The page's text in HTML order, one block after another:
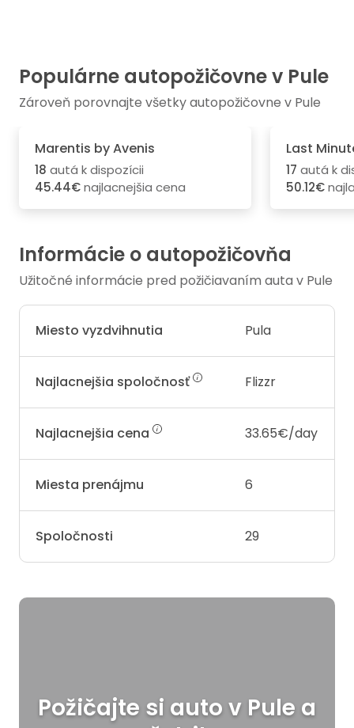
Populárne autopožičovne v Pule
Zároveň porovnajte všetky autopožičovne v Pule
Marentis by Avenis
18 autá k dispozícii
45.44€najlacnejšia cena
Last
17 autá k
50.12€
Informácie o autopožičovňa
Užitočné informácie pred požičiavaním auta v Pule
Miesto vyzdvihnutia Pula
Najlacnejšia spoločnosť Flizzr
Najlacnejšia cena 33.65€/day
Miesta prenájmu 6
Spoločnosti 29
Požičajte si auto v Pule a